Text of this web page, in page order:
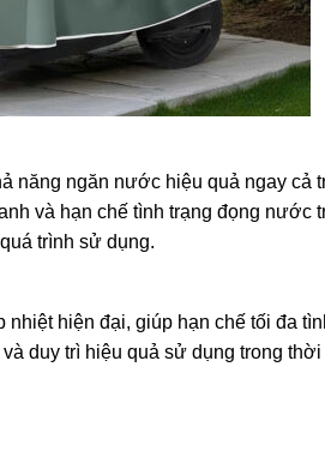
năng ngăn nước hiệu quả ngay cả
và hạn chế tình trạng đọng nước
trình sử dụng.
hiện đại, giúp hạn chế tối đa
duy trì hiệu quả sử dụng trong thời